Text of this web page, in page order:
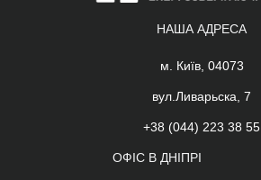
НАША АДРЕСА
м. Київ, 04073
вул.Ливарьска, 7
+38 (044) 223 38 55
ОФІС В ДНІПРІ